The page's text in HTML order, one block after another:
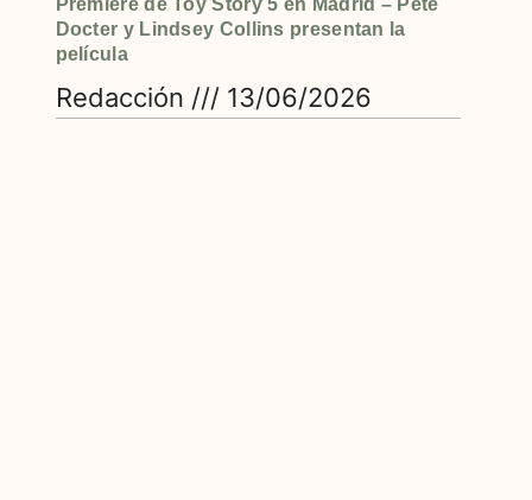
Premiere de Toy Story 5 en Madrid – Pete
Docter y Lindsey Collins presentan la
película
Redacción 13/06/2026